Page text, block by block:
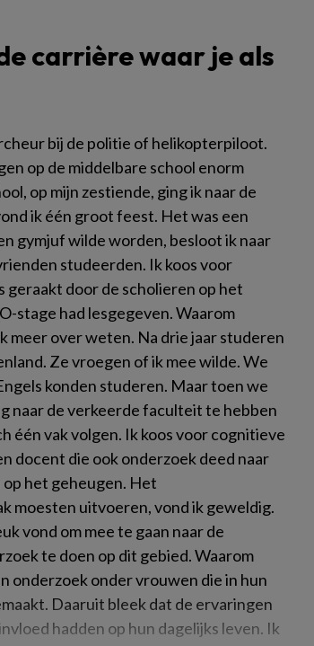
carrière waar je als
bij de politie of helikopterpiloot.
op de middelbare school enorm
op mijn zestiende, ging ik naar de
ik één groot feest. Het was een
gymjuf wilde worden, besloot ik naar
studeerden. Ik koos voor
geraakt door de scholieren op het
stage had lesgegeven. Waarom
meer over weten. Na drie jaar studeren
Ze vroegen of ik mee wilde. We
konden studeren. Maar toen we
naar de verkeerde faculteit te hebben
één vak volgen. Ik koos voor cognitieve
docent die ook onderzoek deed naar
het geheugen. Het
moesten uitvoeren, vond ik geweldig.
vond om mee te gaan naar de
te doen op dit gebied. Waarom
onderzoek onder vrouwen die in hun
Daaruit bleek dat de ervaringen
hadden op hun dagelijks leven. Ik